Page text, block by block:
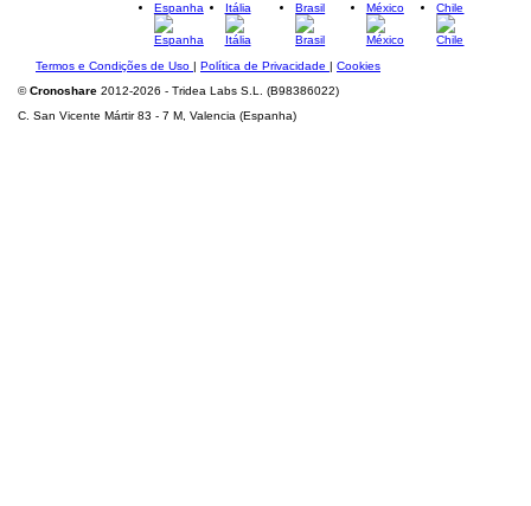
Espanha
Itália Brasil México Chile
Termos e Condições de Uso | Política de Privacidade | Cookies
©Cronoshare 2012-2026 - Tridea Labs S.L. (B98386022)
C. San Vicente Mártir 83 - 7 M, Valencia (Espanha)